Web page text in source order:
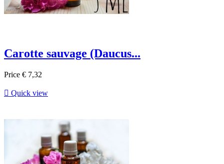
Carotte sauvage (Daucus...
Price € 7,32
 Quick view